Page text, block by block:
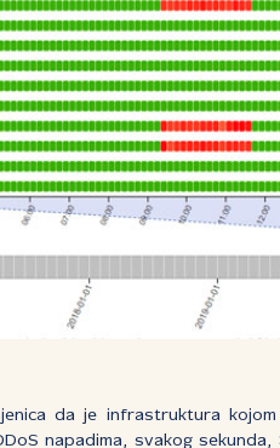
da je infrastruktura
napadima, svakog